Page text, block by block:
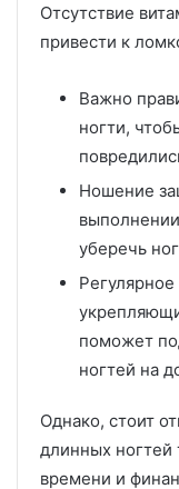
Отсутствие
привести к
Важно
ногти,
Ношение
уберечь
поможет
ногтей на
Однако, стоит
длинных ногтей
времени и